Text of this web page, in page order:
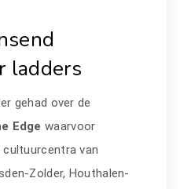
ladders
gehad over de
Edgewaarvoor
cultuurcentra van
Zolder, Houthalen-